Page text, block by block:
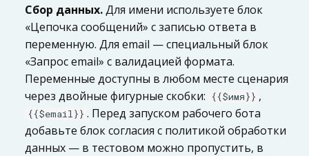
Сбор данных.Для имени используете блок
«Цепочка сообщений» с записью ответа в
переменную. Для email — специальный блок
«Запрос email» с валидацией формата.
Переменные доступны в любом месте сценария
через двойные фигурные скобки:
{{$имя}} ,
{{$email}} . Перед запуском рабочего бота
добавьте блок согласия с политикой обработки
данных — в тестовом можно пропустить, в